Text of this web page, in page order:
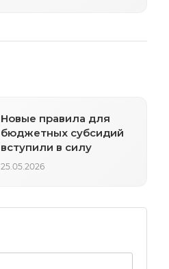
Новые правила для
бюджетных субсидий
вступили в силу
25.05.2026